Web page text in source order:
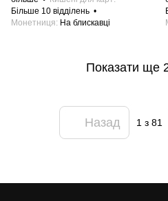
Більше 10 відділень
Монетниця
На блискавці
Показати ще
Назад 1 з 81